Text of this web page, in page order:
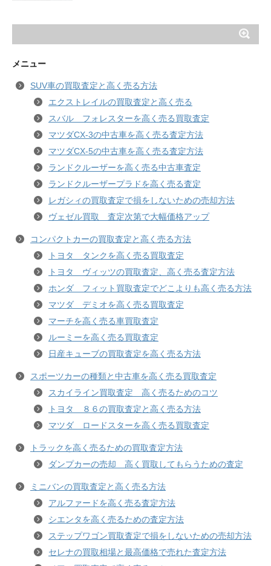
メニュー
SUV車の買取査定と高く売る方法
エクストレイルの買取査定と高く売る
スバル フォレスターを高く売る買取査定
マツダCX-3の中古車を高く売る査定方法
マツダCX-5の中古車を高く売る査定方法
ランドクルーザーを高く売る中古車査定
ランドクルーザープラドを高く売る査定
レガシィの買取査定で損をしないための売却方法
ヴェゼル買取 査定次第で大幅価格アップ
コンパクトカーの買取査定と高く売る方法
トヨタ タンクを高く売る買取査定
トヨタ ヴィッツの買取査定、高く売る査定方法
ホンダ フィット買取査定でどこよりも高く売る方法
マツダ デミオを高く売る買取査定
マーチを高く売る車買取査定
ルーミーを高く売る買取査定
日産キューブの買取査定を高く売る方法
スポーツカーの種類と中古車を高く売る買取査定
スカイライン買取査定 高く売るためのコツ
トヨタ ８６の買取査定と高く売る方法
マツダ ロードスターを高く売る買取査定
トラックを高く売るための買取査定方法
ダンプカーの売却 高く買取してもらうための査定
ミニバンの買取査定と高く売る方法
アルファードを高く売る査定方法
シエンタを高く売るための査定方法
ステップワゴン買取査定で損をしないための売却方法
セレナの買取相場と最高価格で売れた査定方法